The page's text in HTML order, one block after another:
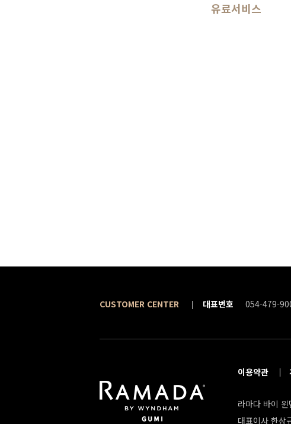
유료서비스
CUSTOMER CENTER 대표번호 054-479-
이용약관
라마다 바이
대표이사 한